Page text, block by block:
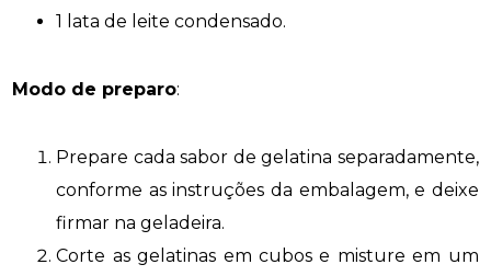
1 lata de leite condensado.
Modo de preparo:
Prepare cada sabor de gelatina separadamente,
conforme as instruções da embalagem, e deixe
firmar na geladeira.
Corte as gelatinas em cubos e misture em um